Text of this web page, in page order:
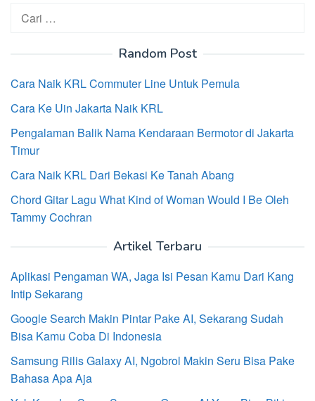
Cari
untuk:
Random Post
Cara Naik KRL Commuter Line Untuk Pemula
Cara Ke Uin Jakarta Naik KRL
Pengalaman Balik Nama Kendaraan Bermotor di Jakarta
Timur
Cara Naik KRL Dari Bekasi Ke Tanah Abang
Chord Gitar Lagu What Kind of Woman Would I Be Oleh
Tammy Cochran
Artikel Terbaru
Aplikasi Pengaman WA, Jaga Isi Pesan Kamu Dari Kang
Intip Sekarang
Google Search Makin Pintar Pake AI, Sekarang Sudah
Bisa Kamu Coba Di Indonesia
Samsung Rilis Galaxy AI, Ngobrol Makin Seru Bisa Pake
Bahasa Apa Aja